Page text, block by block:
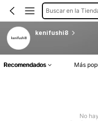
Buscar en la
kenifushi8
Recomendados Más
No